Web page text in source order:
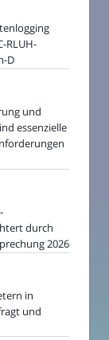
RLUH-
D
und
essenzielle
durch
2026
in
und